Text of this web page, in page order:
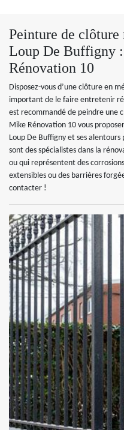
Peinture de
Loup De Buffigny
Rénovation 10
Disposez-vous d’une clôture en
important de le faire entretenir
est recommandé de peindre une
Mike Rénovation 10 vous
Loup De Buffigny et ses
sont des spécialistes dans la
ou qui représentent des
extensibles ou des barrières
contacter !